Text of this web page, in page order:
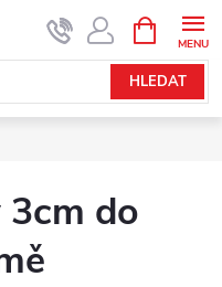
HLEDAT
NÁKUPNÍ
KOŠÍK
3cm do